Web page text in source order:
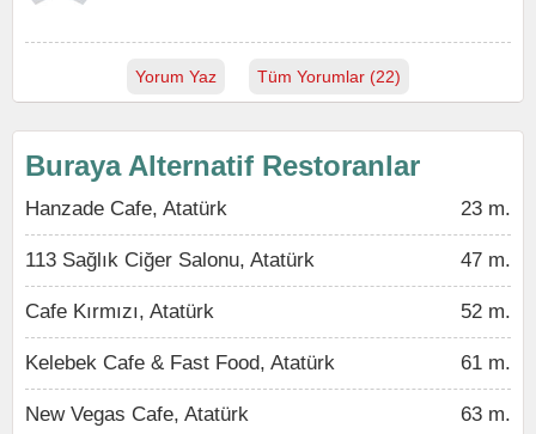
Yorum Yaz Tüm Yorumlar (22)
Buraya Alternatif Restoranlar
Hanzade Cafe, Atatürk 23 m.
113 Sağlık Ciğer Salonu, Atatürk 47 m.
Cafe Kırmızı, Atatürk 52 m.
Kelebek Cafe & Fast Food, Atatürk 61 m.
New Vegas Cafe, Atatürk 63 m.